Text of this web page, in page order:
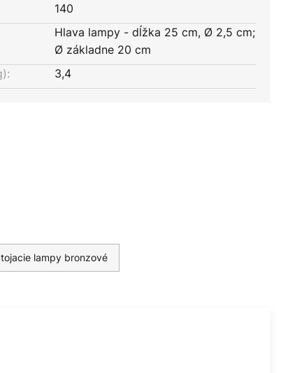
140
Hlava lampy - dĺžka 25 cm, Ø 2,5 cm;
Ø základne 20 cm
3,4
lampy bronzové